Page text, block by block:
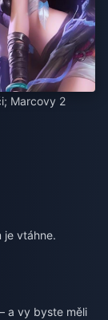
Marcovy 2
je vtáhne.
a vy byste měli